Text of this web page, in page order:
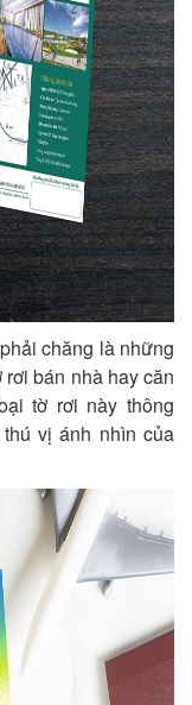
chăng là những
bán nhà hay căn
tờ rơi này thông
vị ánh nhìn của